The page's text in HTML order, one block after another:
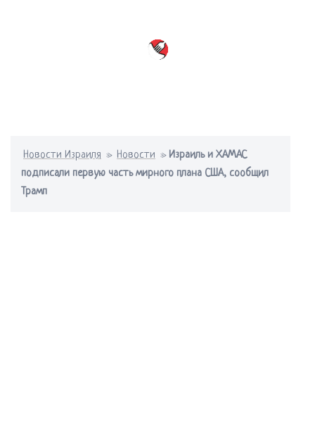
Новости Израиля » Новости » Израиль и ХАМАС
подписали первую часть мирного плана США, сообщил
Трамп